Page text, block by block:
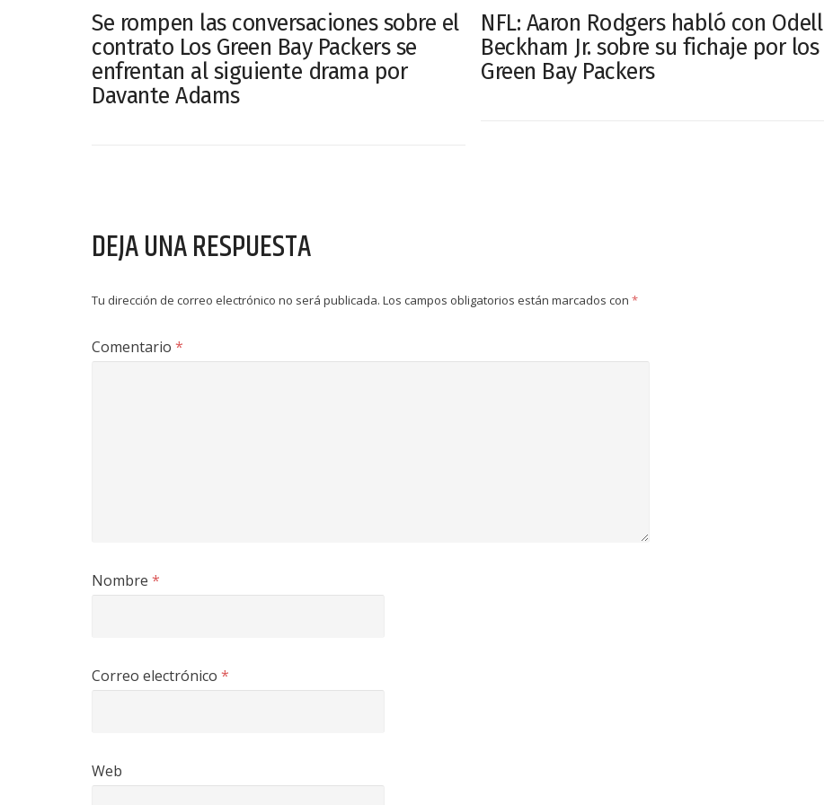
Se rompen las conversaciones sobre el
contrato Los Green Bay Packers se
enfrentan al siguiente drama por
Davante Adams
NFL: Aaron Rodgers habló con Odell
Beckham Jr. sobre su fichaje por los
Green Bay Packers
DEJA UNA RESPUESTA
Tu dirección de correo electrónico no será publicada. Los campos obligatorios están marcados con *
Comentario *
Nombre *
Correo electrónico *
Web